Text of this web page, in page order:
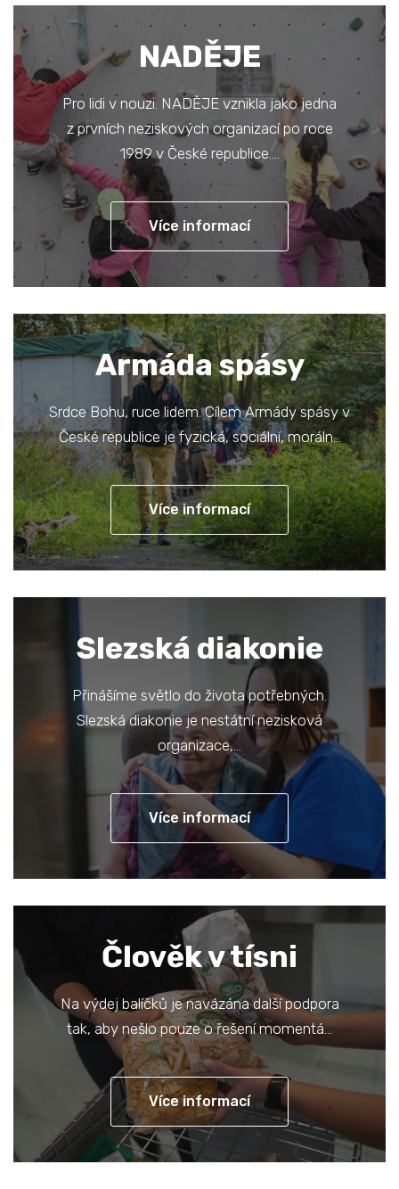
NADĚJE
Pro lidi v nouzi. NADĚJE vznikla jako jedna
z prvních neziskových organizací po roce
1989 v České republice.…
Více informací
Armáda spásy
Srdce Bohu, ruce lidem. Cílem Armády spásy v
České republice je fyzická, sociální, moráln…
Více informací
Slezská diakonie
Přinášíme světlo do života potřebných.
Slezská diakonie je nestátní nezisková
organizace,…
Více informací
Člověk v tísni
Na výdej balíčků je navázána další podpora
tak, aby nešlo pouze o řešení momentá…
Více informací